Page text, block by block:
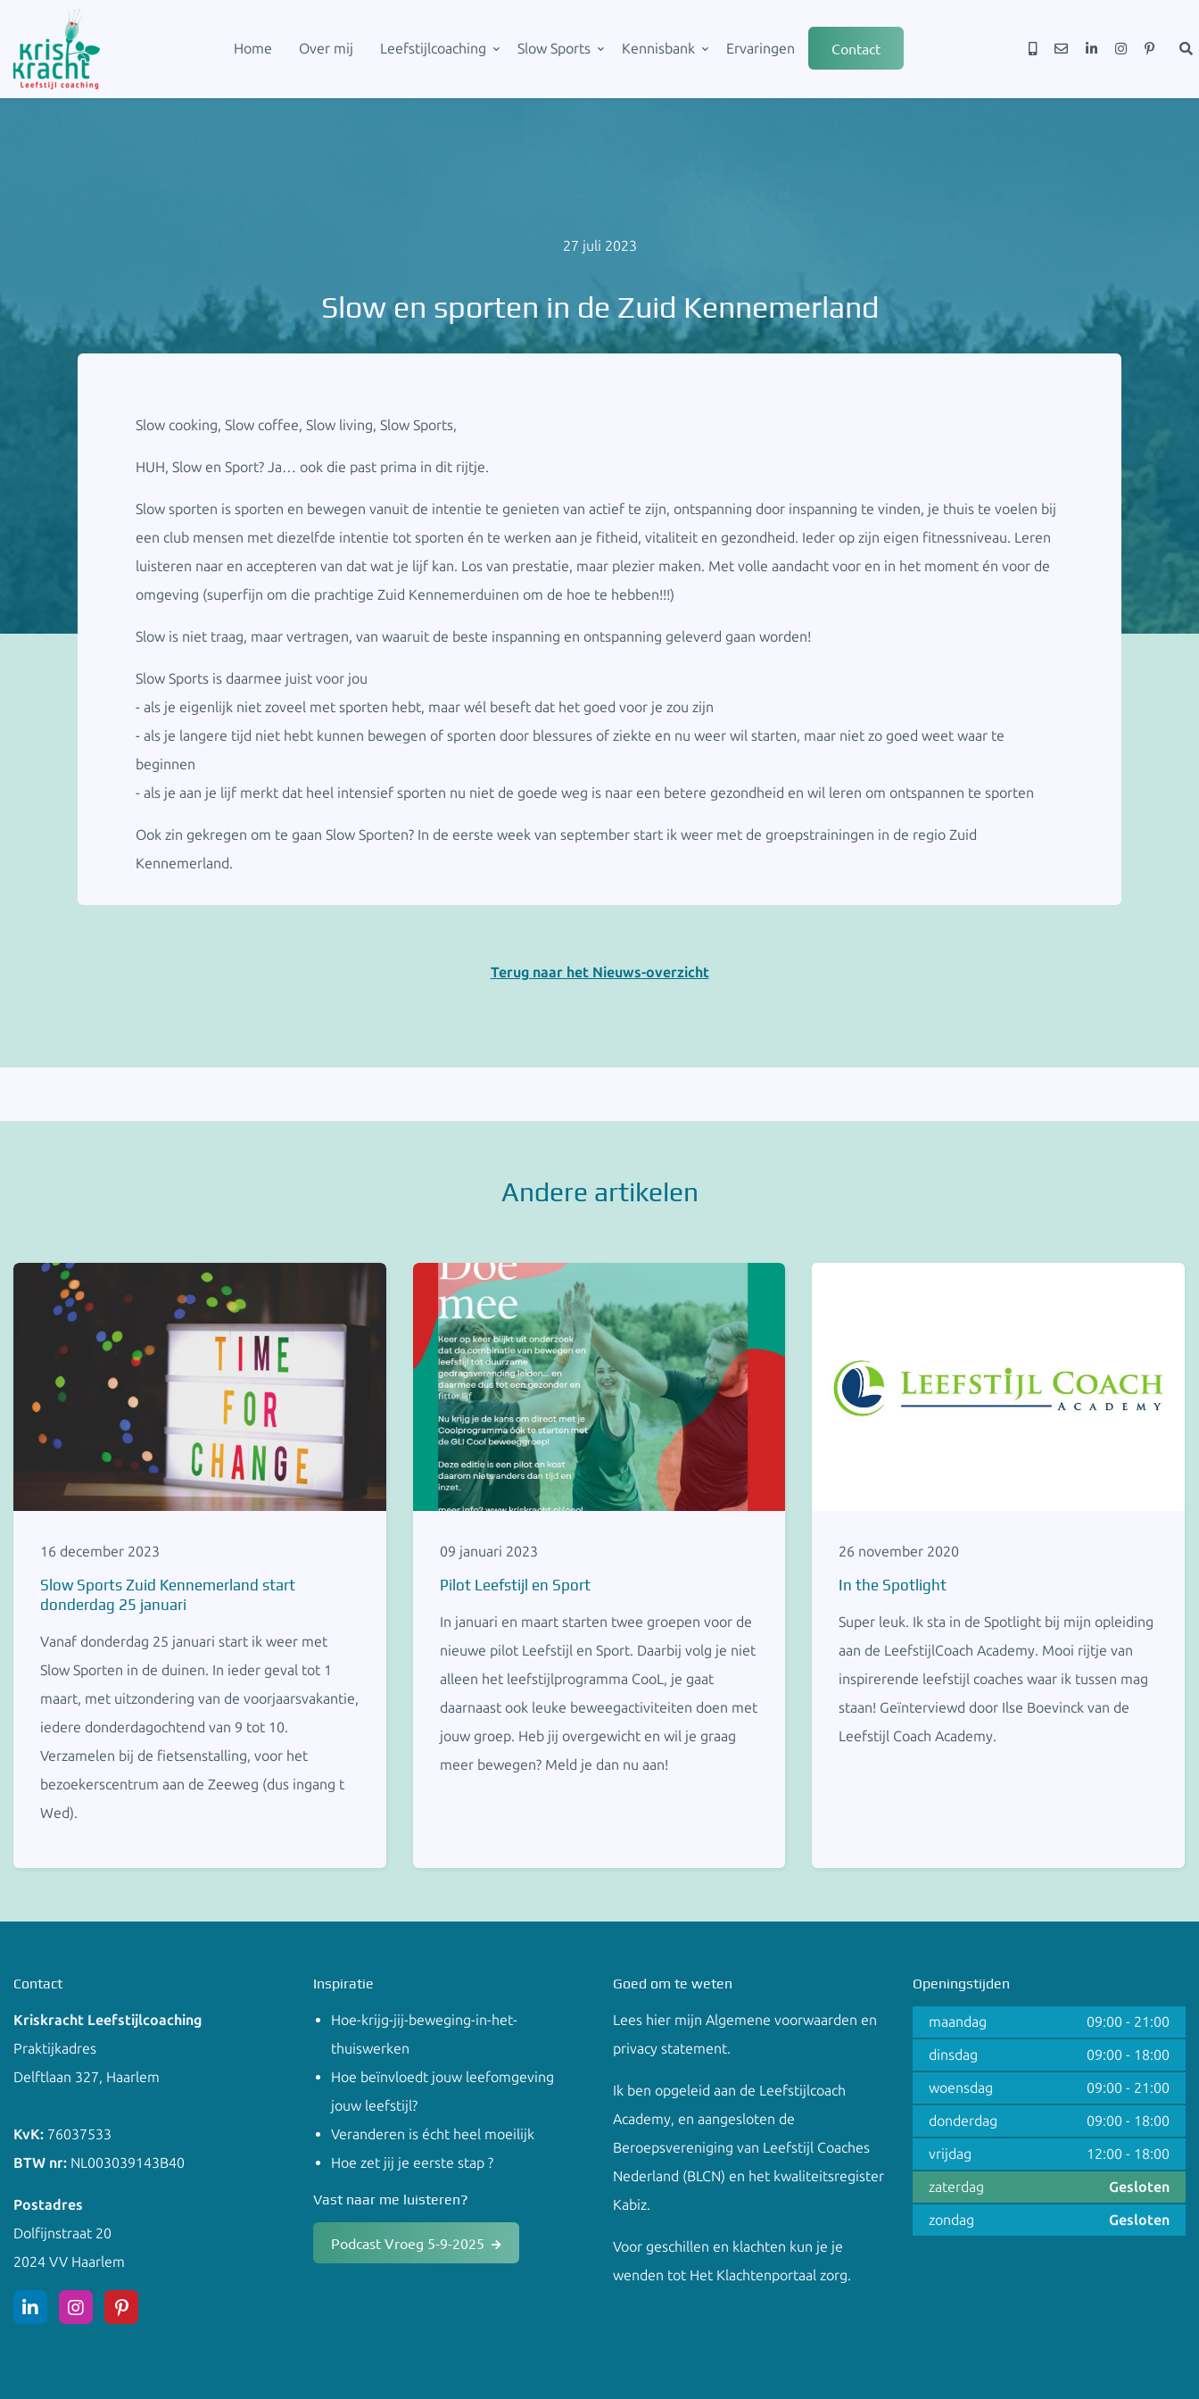
Home Over mij Leefstijlcoaching Slow Sports Kennisbank Ervaringen Contact
27 juli 2023
Slow en sporten in de Zuid Kennemerland
Slow cooking, Slow coffee, Slow living, Slow Sports,
HUH, Slow en Sport? Ja… ook die past prima in dit rijtje.
Slow sporten is sporten en bewegen vanuit de intentie te genieten van actief te zijn, ontspanning door inspanning te vinden, je thuis te voelen bij
een club mensen met diezelfde intentie tot sporten én te werken aan je fitheid, vitaliteit en gezondheid. Ieder op zijn eigen fitnessniveau. Leren
luisteren naar en accepteren van dat wat je lijf kan. Los van prestatie, maar plezier maken. Met volle aandacht voor en in het moment én voor de
omgeving (superfijn om die prachtige Zuid Kennemerduinen om de hoe te hebben!!!)
Slow is niet traag, maar vertragen, van waaruit de beste inspanning en ontspanning geleverd gaan worden!
Slow Sports is daarmee juist voor jou
- als je eigenlijk niet zoveel met sporten hebt, maar wél beseft dat het goed voor je zou zijn
- als je langere tijd niet hebt kunnen bewegen of sporten door blessures of ziekte en nu weer wil starten, maar niet zo goed weet waar te
beginnen
- als je aan je lijf merkt dat heel intensief sporten nu niet de goede weg is naar een betere gezondheid en wil leren om ontspannen te sporten
Ook zin gekregen om te gaan Slow Sporten? In de eerste week van september start ik weer met de groepstrainingen in de regio Zuid
Kennemerland.
Terug naar het Nieuws-overzicht
Andere artikelen
Slow Sports Zuid Kennemerland start
donderdag 25 januari
16 december 2023
Vanaf donderdag 25 januari start ik weer met
Slow Sporten in de duinen. In ieder geval tot 1
maart, met uitzondering van de voorjaarsvakantie,
iedere donderdagochtend van 9 tot 10.
Verzamelen bij de fietsenstalling, voor het
bezoekerscentrum aan de Zeeweg (dus ingang t
Wed).
Pilot Leefstijl en Sport
09 januari 2023
In januari en maart starten twee groepen voor de
nieuwe pilot Leefstijl en Sport. Daarbij volg je niet
alleen het leefstijlprogramma CooL, je gaat
daarnaast ook leuke beweegactiviteiten doen met
jouw groep. Heb jij overgewicht en wil je graag
meer bewegen? Meld je dan nu aan!
In the Spotlight
26 november 2020
Super leuk. Ik sta in de Spotlight bij mijn opleiding
aan de LeefstijlCoach Academy. Mooi rijtje van
inspirerende leefstijl coaches waar ik tussen mag
staan! Geïnterviewd door Ilse Boevinck van de
Leefstijl Coach Academy.
Contact
Kriskracht Leefstijlcoaching
Praktijkadres
Delftlaan 327, Haarlem
KvK: 76037533
BTW nr: NL003039143B40
Postadres
Dolfijnstraat 20
2024 VV Haarlem
Inspiratie
Hoe-krijg-jij-beweging-in-het-
thuiswerken
Hoe beïnvloedt jouw leefomgeving
jouw leefstijl?
Veranderen is écht heel moeilijk
Hoe zet jij je eerste stap ?
Vast naar me luisteren?
Podcast Vroeg 5-9-2025
Goed om te weten
Lees hier mijn Algemene voorwaarden en
privacy statement.
Ik ben opgeleid aan de Leefstijlcoach
Academy, en aangesloten de
Beroepsvereniging van Leefstijl Coaches
Nederland (BLCN) en het kwaliteitsregister
Kabiz.
Voor geschillen en klachten kun je je
wenden tot Het Klachtenportaal zorg.
Openingstijden
maandag 09:00 - 21:00
dinsdag
09:00 - 18:00
woensdag
09:00 - 21:00
donderdag
09:00 - 18:00
vrijdag
12:00 - 18:00
zaterdag
Gesloten
zondag
Gesloten